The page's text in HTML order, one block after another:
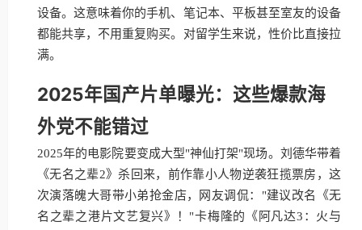
设备。这意味着你的手机、笔记本、平板甚至室友的设备
都能共享，不用重复购买。对留学生来说，性价比直接拉
满。
2025年国产片单曝光：这些爆款海
外党不能错过
2025年的电影院要变成大型"神仙打架"现场。刘德华带着
《无名之辈2》杀回来，前作靠小人物逆袭狂揽票房，这
次演落魄大哥带小弟抢金店，网友调侃："建议改名《无
名之辈之港片文艺复兴》！"卡梅隆的《阿凡达3：火与